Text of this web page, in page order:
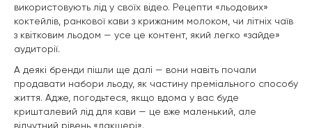
використовують лід у своїх відео. Рецепти «льодових»
коктейлів, ранкової кави з крижаним молоком, чи літніх чаїв
з квітковим льодом — усе це контент, який легко «зайде»
аудиторії.
А деякі бренди пішли ще далі — вони навіть почали
продавати набори льоду, як частину преміального способу
життя. Адже, погодьтеся, якщо вдома у вас буде
кришталевий лід для кави — це вже маленький, але